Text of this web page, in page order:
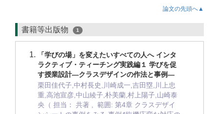
論文の先頭へ▲
書籍等出版物 1
「学びの場」を変えたいすべての人へ インタ
ラクティブ・ティーチング実践編１ 学びを促
す授業設計―クラスデザインの作法と事例―
栗田佳代子,中村長史,川崎成一,吉田塁,川上忠
重,高池宣彦,中山綾子,朴美蘭,村上陽子,山崎泰
央（ 担当： 共著 , 範囲: 第4章 クラスデザイ